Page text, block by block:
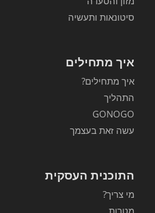
סיטונאות ותעשיה
איך מתחילים
איך מתחילים?
התהליך
GONOGO
עשה זאת בעצמך
התוכנית העסקית
מי צריך?
מטרות